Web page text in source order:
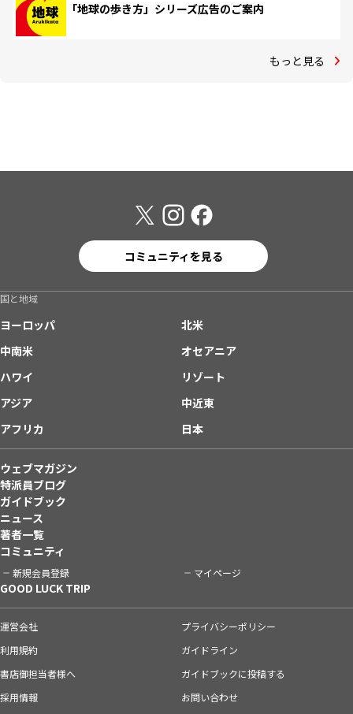
「地球の歩き方」シリーズ広告のご案内
もっと見る
コミュニティを見る
国と地域
ヨーロッパ
北米
中南米
オセアニア
ハワイ
リゾート
アジア
中近東
アフリカ
日本
ウェブマガジン
特派員ブログ
ガイドブック
ニュース
著者一覧
コミュニティ
新規会員登録 マイページ
GOOD LUCK TRIP
運営会社
プライバシーポリシー
利用規約
ガイドライン
書店御担当者様へ
ガイドブックに投稿する
採用情報
お問い合わせ